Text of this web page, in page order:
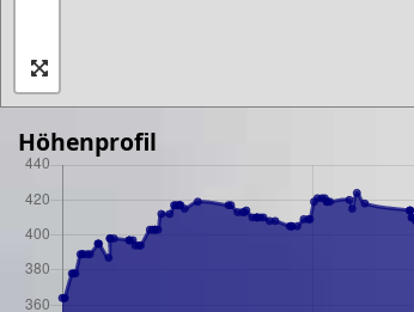
Höhenprofil